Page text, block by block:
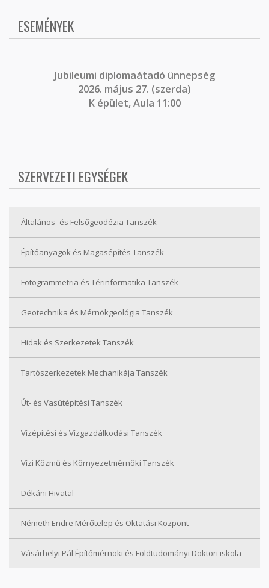
ESEMÉNYEK
Jubileumi diplomaátadó ünnepség
2026. május 27. (szerda)
K épület, Aula 11:00
SZERVEZETI EGYSÉGEK
Általános- és Felsőgeodézia Tanszék
Építőanyagok és Magasépítés Tanszék
Fotogrammetria és Térinformatika Tanszék
Geotechnika és Mérnökgeológia Tanszék
Hidak és Szerkezetek Tanszék
Tartószerkezetek Mechanikája Tanszék
Út- és Vasútépítési Tanszék
Vízépítési és Vízgazdálkodási Tanszék
Vízi Közmű és Környezetmérnöki Tanszék
Dékáni Hivatal
Németh Endre Mérőtelep és Oktatási Központ
Vásárhelyi Pál Építőmérnöki és Földtudományi Doktori iskola